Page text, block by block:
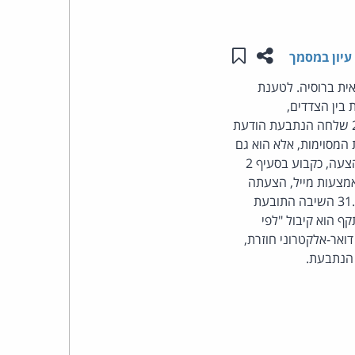
שתפו עמוד זה
שמור ב"תכנים שלי"
עיון במסמך
ברוסיה. לטענת
הצדדים,
בדואר-אלקטרוני, היוו הצעה וקיבול באופן שיצרו הסכם מחייב בין הצדדים? נפסק - ביום 29.1.2010 שלחה הנתבעת הודעת
אלא הוא גם
מעיד על גמירות דעתו של הפונה. עיון בהודעה מעלה שהתקיימו בה שלושת היסודות לקיומה של הצעה, כקבוע בסעיף 2
באמצעות מייל, הצעתה
לפיצוי התובעת מפורשת, מדויקת וברורה ולכן מעידה על גמירות דעתה של הנתבעת. ביום 31.1.2010 השיבה התובעת
והודעה. קיבול תקף הוא קיבול "לפי
אלקטרוני חוזרת,
הנתבעת.